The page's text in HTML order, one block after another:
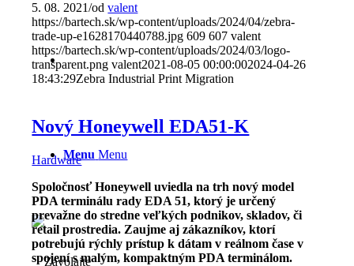
Menu Menu
5. 08. 2021/odvalent
https://bartech.sk/wp-content/uploads/2024/04/zebra-
trade-up-e1628170440788.jpg 609 607 valent
https://bartech.sk/wp-content/uploads/2024/03/logo-
transparent.png valent2021-08-05 00:00:002024-04-26
18:43:29Zebra Industrial Print Migration
Nový Honeywell EDA51-K
Hardware
Spoločnosť Honeywell uviedla na trh nový model
PDA terminálu rady EDA 51, ktorý je určený
prevažne do stredne veľkých podnikov, skladov, či
retail prostredia. Zaujme aj zákazníkov, ktorí
potrebujú rýchly prístup k dátam v reálnom čase v
spojení s malým, kompaktným PDA terminálom.